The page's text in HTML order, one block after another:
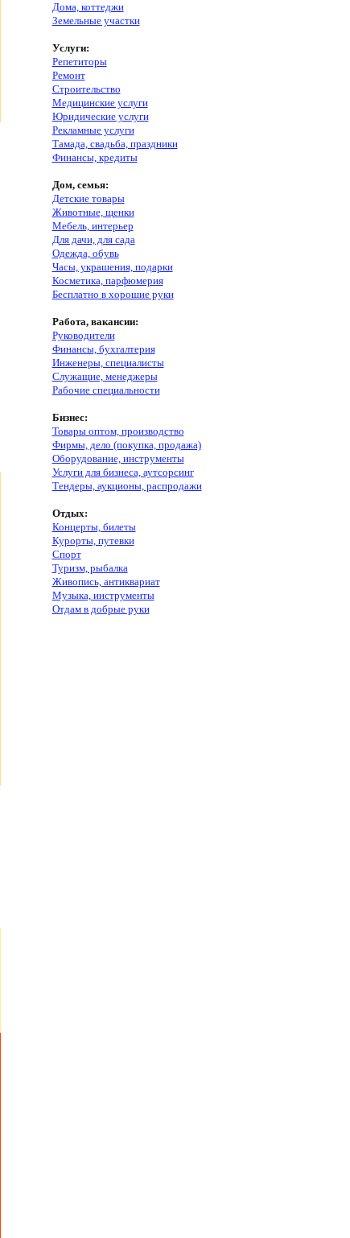
Дома, коттеджи
Земельные участки
Услуги:
Репетиторы
Ремонт
Строительство
Медицинские услуги
Юридические услуги
Рекламные услуги
Тамада, свадьба, праздники
Финансы, кредиты
Дом, семья:
Детские товары
Животные, щенки
Мебель, интерьер
Для дачи, для сада
Одежда, обувь
Часы, украшения, подарки
Косметика, парфюмерия
Бесплатно в хорошие руки
Работа, вакансии:
Руководители
Финансы, бухгалтерия
Инженеры, специалисты
Служащие, менеджеры
Рабочие специальности
Бизнес:
Товары оптом, производство
Фирмы, дело (покупка, продажа)
Оборудование, инструменты
Услуги для бизнеса, аутсорсинг
Тендеры, аукционы, распродажи
Отдых:
Концерты, билеты
Курорты, путевки
Спорт
Туризм, рыбалка
Живопись, антиквариат
Музыка, инструменты
Отдам в добрые руки